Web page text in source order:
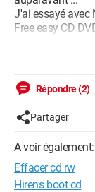
J'ai essayé avec
Free easy CD
Merci d'avance
Répondre (2)
Partager
A voir également:
Effacer cd rw
Hiren's boot cd